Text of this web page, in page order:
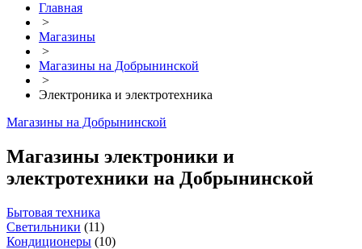
Главная
>
Магазины
>
Магазины на Добрынинской
>
Электроника и электротехника
Магазины на Добрынинской
Магазины электроники и
электротехники на Добрынинской
Бытовая техника
Светильники (11)
Кондиционеры (10)